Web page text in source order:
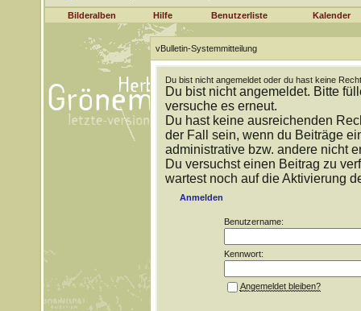
Bilderalben Hilfe Benutzerliste Kalender
vBulletin-Systemmitteilung
Du bist nicht angemeldet oder du hast keine
Du bist nicht angemeldet. Bitte
versuche es erneut.
Du hast keine ausreichenden
der Fall sein, wenn du Beiträge
administrative bzw. andere nicht
Du versuchst einen Beitrag zu
wartest noch auf die Aktivierung
Anmelden
Benutzername:
Kennwort:
Angemeldet bleiben?